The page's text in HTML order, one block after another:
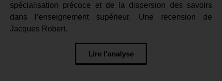
spécialisation précoce et de la dispersion des savoirs
dans l’enseignement supérieur. Une recension de
Jacques Robert.
Lire l'analyse